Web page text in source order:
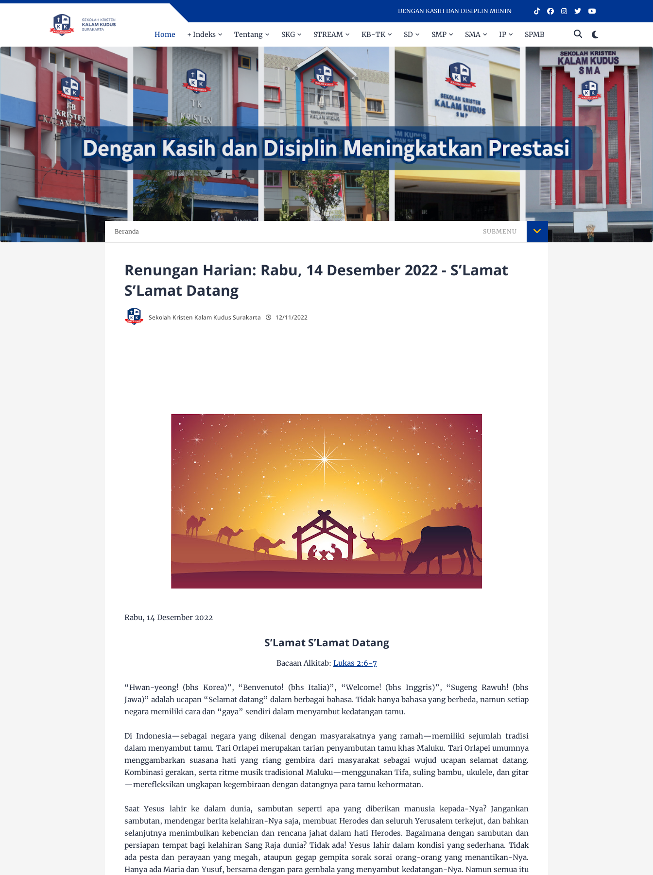
DENGAN KASIH DAN DISIPLIN MENINGKATKAN PRESTASI - SELAMAT DATANG DI
Home + Indeks Tentang SKG STREAM KB-TK SD SMP SMA IP SPMB
Beranda SUBMENU
Renungan Harian: Rabu, 14 Desember 2022 - S’Lamat
S’Lamat Datang
Sekolah Kristen Kalam Kudus Surakarta 12/11/2022
Rabu, 14 Desember 2022
S’Lamat S’Lamat Datang
Bacaan Alkitab: Lukas 2:6-7
“Hwan-yeong! (bhs Korea)”, “Benvenuto! (bhs Italia)”, “Welcome! (bhs Inggris)”, “Sugeng Rawuh! (bhs
Jawa)” adalah ucapan “Selamat datang” dalam berbagai bahasa. Tidak hanya bahasa yang berbeda, namun setiap
negara memiliki cara dan “gaya” sendiri dalam menyambut kedatangan tamu.
Di Indonesia—sebagai negara yang dikenal dengan masyarakatnya yang ramah—memiliki sejumlah tradisi
dalam menyambut tamu. Tari Orlapei merupakan tarian penyambutan tamu khas Maluku. Tari Orlapei umumnya
menggambarkan suasana hati yang riang gembira dari masyarakat sebagai wujud ucapan selamat datang.
Kombinasi gerakan, serta ritme musik tradisional Maluku—menggunakan Tifa, suling bambu, ukulele, dan gitar
—merefleksikan ungkapan kegembiraan dengan datangnya para tamu kehormatan.
Saat Yesus lahir ke dalam dunia, sambutan seperti apa yang diberikan manusia kepada-Nya? Jangankan
sambutan, mendengar berita kelahiran-Nya saja, membuat Herodes dan seluruh Yerusalem terkejut, dan bahkan
selanjutnya menimbulkan kebencian dan rencana jahat dalam hati Herodes. Bagaimana dengan sambutan dan
persiapan tempat bagi kelahiran Sang Raja dunia? Tidak ada! Yesus lahir dalam kondisi yang sederhana. Tidak
ada pesta dan perayaan yang megah, ataupun gegap gempita sorak sorai orang-orang yang menantikan-Nya.
Hanya ada Maria dan Yusuf, bersama dengan para gembala yang menyambut kedatangan-Nya. Namun semua itu